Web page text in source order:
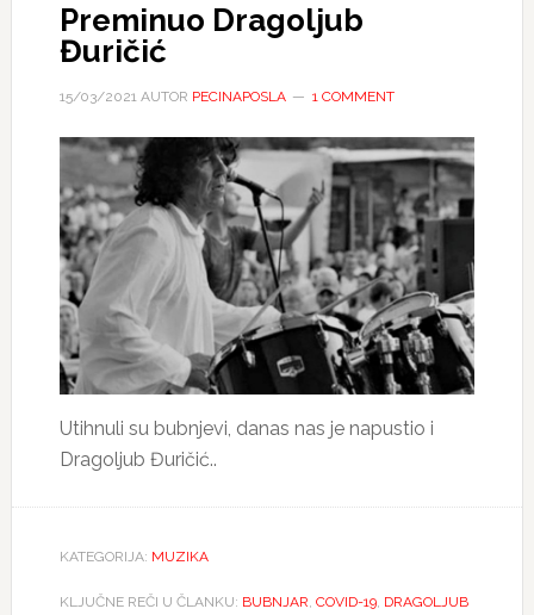
Preminuo Dragoljub
Đuričić
15/03/2021 AUTOR PECINAPOSLA 1 COMMENT
Utihnuli su bubnjevi, danas nas je napustio i
Dragoljub Đuričić..
KATEGORIJA: MUZIKA
KLJUČNE REČI U ČLANKU: BUBNJAR, COVID-19, DRAGOLJUB